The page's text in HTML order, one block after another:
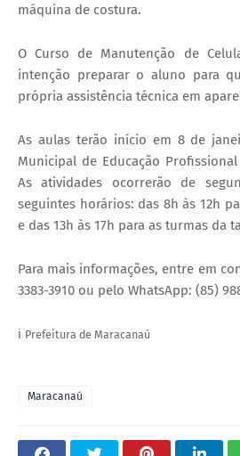
máquina de costura.
O Curso de Manutenção de
intenção preparar o aluno para
própria assistência técnica em
As aulas terão início em 8 de
Municipal de Educação Profissional
As atividades ocorrerão de
seguintes horários: das 8h às 12h
e das 13h às 17h para as turmas da
Para mais informações, entre em
3383-3910 ou pelo WhatsApp: (85)
ℹ️ Prefeitura de Maracanaú
Maracanaú